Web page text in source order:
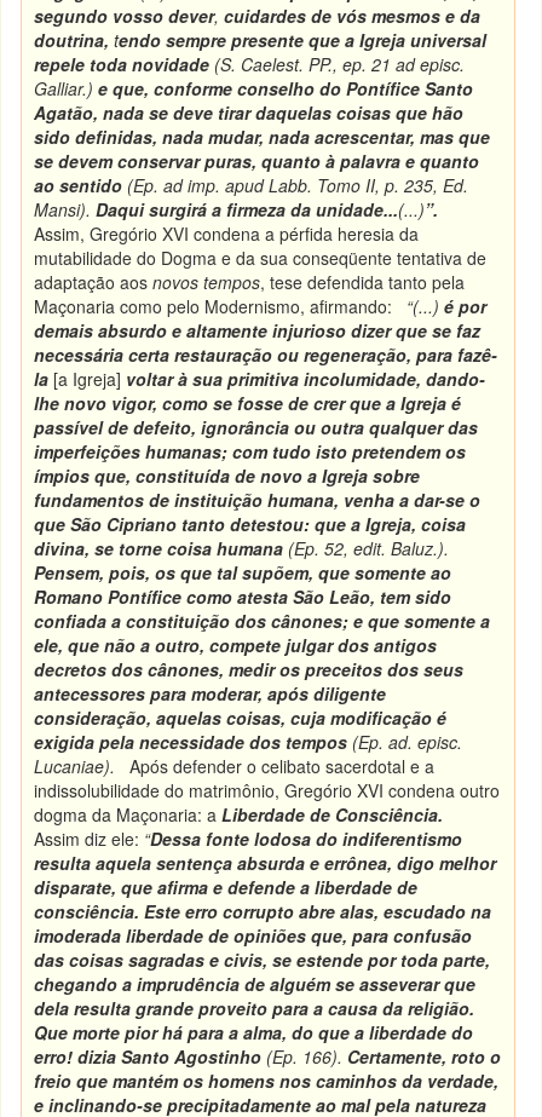
segundo vosso dever,cuidardes de vós mesmos e da
doutrina,tendo sempre presente que a Igreja universal
repele toda novidade (S. Caelest. PP., ep. 21 ad episc.
Galliar.) e que, conforme conselho do Pontífice Santo
Agatão, nada se deve tirar daquelas coisas que hão
sido definidas, nada mudar, nada acrescentar, mas que
se devem conservar puras, quanto à palavra e quanto
ao sentido (Ep. ad imp. apud Labb. Tomo II, p. 235, Ed.
Mansi).Daqui surgirá a firmeza da unidade...(...)”.
Assim, Gregório XVI condena a pérfida heresia da
mutabilidade do Dogma e da sua conseqüente tentativa de
adaptação aosnovos tempos, tese defendida tanto pela
Maçonaria como pelo Modernismo, afirmando:
“(...)é por
demais absurdo e altamente injurioso dizer que se faz
necessária certa restauração ou regeneração, para fazê-
la [a Igreja] voltar à sua primitiva incolumidade, dando-
lhe novo vigor, como se fosse de crer que a Igreja é
passível de defeito, ignorância ou outra qualquer das
imperfeições humanas; com tudo isto pretendem os
ímpios que, constituída de novo a Igreja sobre
fundamentos de instituição humana, venha a dar-se o
que São Cipriano tanto detestou: que a Igreja, coisa
divina, se torne coisa humana (Ep. 52, edit. Baluz.).
Pensem, pois, os que tal supõem, que somente ao
Romano Pontífice como atesta São Leão, tem sido
confiada a constituição dos cânones; e que somente a
ele, que não a outro, compete julgar dos antigos
decretos dos cânones, medir os preceitos dos seus
antecessores para moderar, após diligente
consideração, aquelas coisas, cuja modificação é
exigida pela necessidade dos tempos (Ep. ad. episc.
Lucaniae).
Após defender o celibato sacerdotal e a
indissolubilidade do matrimônio, Gregório XVI condena outro
dogma da Maçonaria: aLiberdade de Consciência.
Assim diz ele: “Dessa fonte lodosa do indiferentismo
resulta aquela sentença absurda e errônea, digo melhor
disparate, que afirma e defende a liberdade de
consciência. Este erro corrupto abre alas, escudado na
imoderada liberdade de opiniões que, para confusão
das coisas sagradas e civis, se estende por toda parte,
chegando a imprudência de alguém se asseverar que
dela resulta grande proveito para a causa da religião.
Que morte pior há para a alma, do que a liberdade do
erro! dizia Santo Agostinho (Ep. 166). Certamente, roto o
freio que mantém os homens nos caminhos da verdade,
e inclinando-se precipitadamente ao mal pela natureza